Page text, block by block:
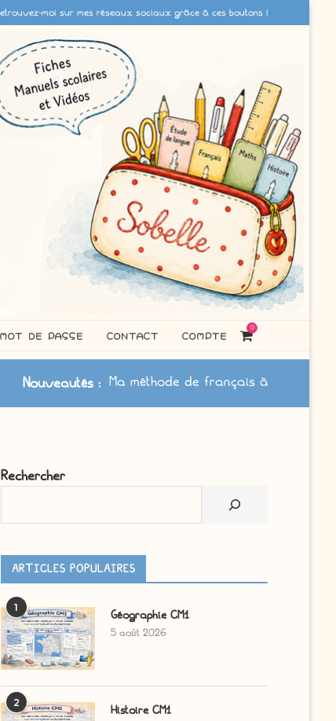
moi sur mes réseaux sociaux grâce à ces boutons !
MOT DE PASSE CONTACT COMPTE
0
Nouveautés: Ma méthode de français à jour /
Rechercher
ARTICLES POPULAIRES
1
Géographie CM1
5 août 2026
2
Histoire CM1